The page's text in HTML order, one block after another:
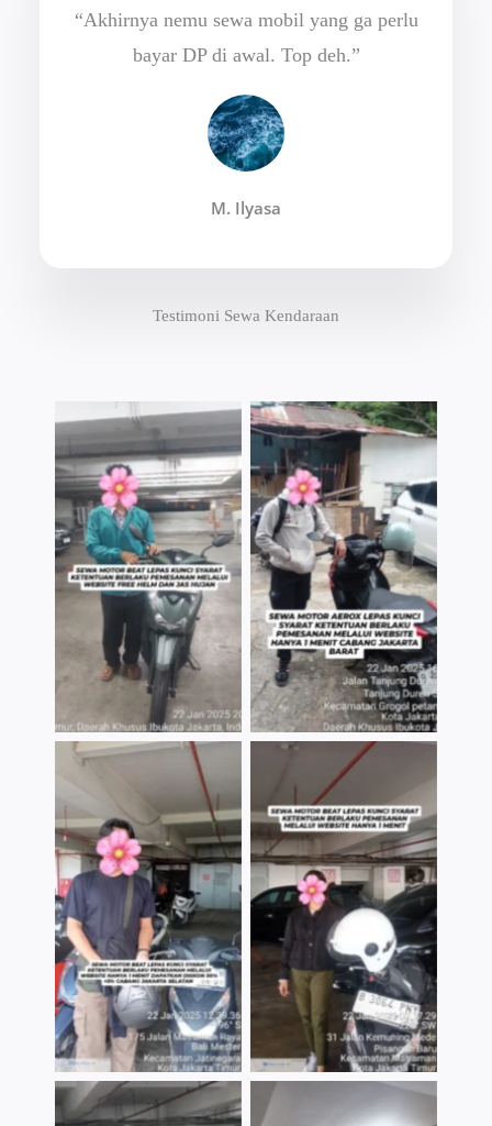
“Akhirnya nemu sewa mobil yang ga perlu
bayar DP di awal. Top deh.”
M. Ilyasa
Testimoni Sewa Kendaraan
TNo Caption TNo Caption
TNo Caption TNo Caption